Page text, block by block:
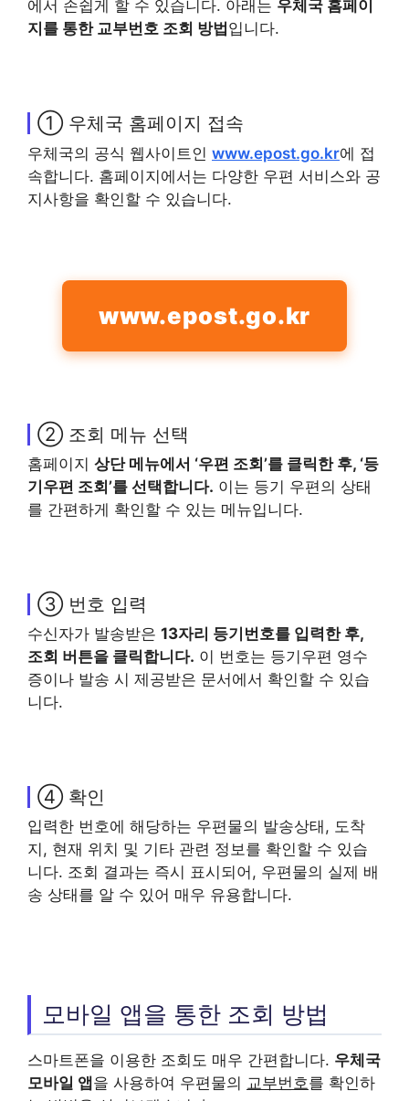
에서 손쉽게 할 수 있습니다. 아래는 우체국 홈페이
지를 통한 교부번호 조회 방법 입니다.
① 우체국 홈페이지 접속
우체국의 공식 웹사이트인 www.epost.go.kr에 접
속합니다. 홈페이지에서는 다양한 우편 서비스와 공
지사항을 확인할 수 있습니다.
www.epost.go.kr
② 조회 메뉴 선택
홈페이지 상단 메뉴에서 ‘우편 조회’를 클릭한 후, ‘등
기우편 조회’를 선택합니다. 이는 등기 우편의 상태
를 간편하게 확인할 수 있는 메뉴입니다.
③ 번호 입력
수신자가 발송받은 13자리 등기번호를 입력한 후,
조회 버튼을 클릭합니다. 이 번호는 등기우편 영수
증이나 발송 시 제공받은 문서에서 확인할 수 있습
니다.
④ 확인
입력한 번호에 해당하는 우편물의 발송상태, 도착
지, 현재 위치 및 기타 관련 정보를 확인할 수 있습
니다. 조회 결과는 즉시 표시되어, 우편물의 실제 배
송 상태를 알 수 있어 매우 유용합니다.
모바일 앱을 통한 조회 방법
스마트폰을 이용한 조회도 매우 간편합니다. 우체국
모바일 앱을 사용하여 우편물의 교부번호를 확인하